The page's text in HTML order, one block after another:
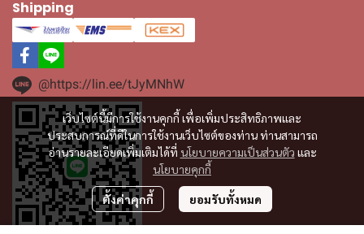
เว็บไซต์นี้มีการใช้งานคุกกี้ เพื่อเพิ่มประสิทธิภาพและ
ประสบการณ์ที่ดีในการใช้งานเว็บไซต์ของท่าน ท่านสามารถ
อ่านรายละเอียดเพิ่มเติมได้ที่ นโยบายความเป็นส่วนตัว และ
นโยบายคุกกี้
ตั้งค่าคุกกี้ ยอมรับทั้งหมด
Shipping
@https://lin.ee/tJyMNhW